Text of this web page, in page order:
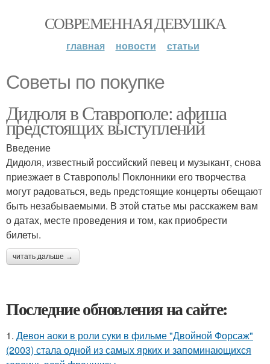
СОВРЕМЕННАЯ ДЕВУШКА
главная новости статьи
Советы по покупке
Дидюля в Ставрополе: афиша
предстоящих выступлений
Введение
Дидюля, известный российский певец и музыкант, снова
приезжает в Ставрополь! Поклонники его творчества
могут радоваться, ведь предстоящие концерты обещают
быть незабываемыми. В этой статье мы расскажем вам
о датах, месте проведения и том, как приобрести
билеты.
читать дальше →
Последние обновления на сайте:
1. Девон аоки в роли суки в фильме "Двойной Форсаж"
(2003) стала одной из самых ярких и запоминающихся